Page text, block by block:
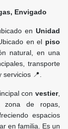
Envigado
enUnidad
en el piso
natural, en una
transporte
📍.
convestier,
zona de ropas,
espacios
en familia. Es un